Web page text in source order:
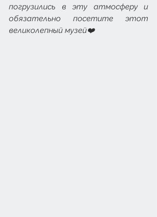
погрузились в эту атмосферу и
обязательно посетите этот
великолепный музей❤️